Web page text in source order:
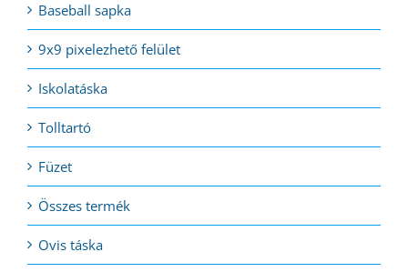
Baseball sapka
9x9 pixelezhető felület
Iskolatáska
Tolltartó
Füzet
Összes termék
Ovis táska